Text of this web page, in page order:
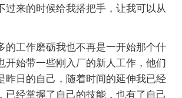
过来的时候给我搭把手，让我可以从
的工作磨砺我也不再是一开始那个什
开始带一些刚入厂的新人工作，他们
昨日的自己，随着时间的延伸我已经
已经掌握了自己的技能，也有了自己